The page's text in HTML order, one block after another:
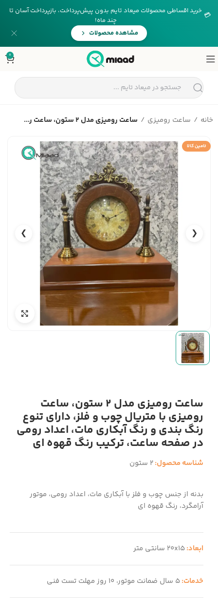
💳 خرید اقساطی محصولات میعاد تایم بدون پیش‌پرداخت، بازپرداخت آسان تا
چند ماه!
مشاهده محصولات
0
خانه ساعت رومیزی ساعت رومیزی مدل 2 ستون، ساعت ر...
تامین کالا
❮
❯
ساعت رومیزی مدل 2 ستون، ساعت
رومیزی با متریال چوب و فلز، دارای تنوع
رنگ بندی و رنگ آبکاری مات، اعداد رومی
در صفحه ساعت، ترکیب رنگ قهوه ای
شناسه محصول:2 ستون
بدنه از جنس چوب و فلز با آبکاری مات، اعداد رومی، موتور
آرامگرد، رنگ قهوه ای
ابعاد:20x15 سانتی متر
خدمات:5 سال ضمانت موتور، 10 روز مهلت تست فنی